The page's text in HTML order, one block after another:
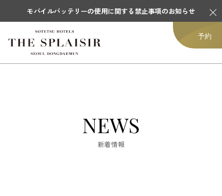
モバイルバッテリーの使用に関する禁止事項のお知らせ
予約
NEWS
新着情報